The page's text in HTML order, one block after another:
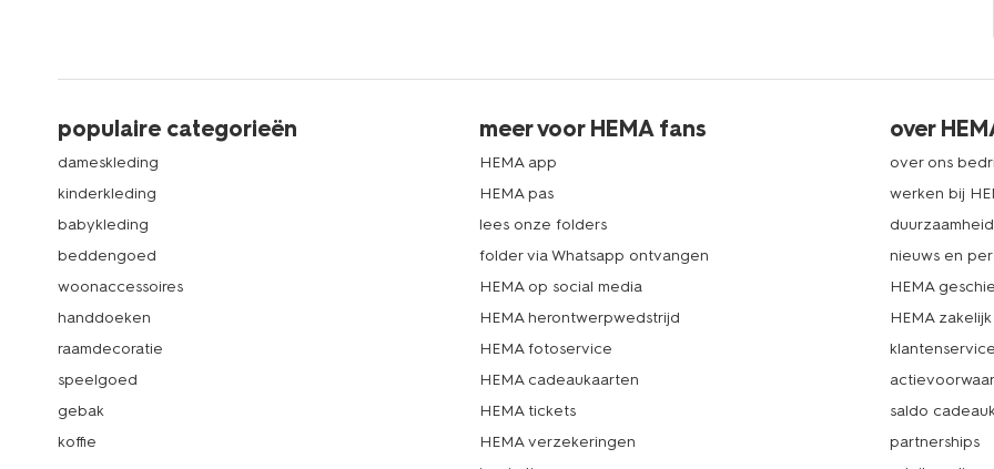
populaire categorieën
dameskleding
kinderkleding
babykleding
beddengoed
woonaccessoires
handdoeken
raamdecoratie
speelgoed
gebak
koffie
meer voor HEMA fans
HEMA app
HEMA pas
lees onze folders
folder via Whatsapp ontvangen
HEMA op social media
HEMA herontwerpwedstrijd
HEMA fotoservice
HEMA cadeaukaarten
HEMA tickets
HEMA verzekeringen
over
over ons
werken bij
duurzaamheid
nieuws en
HEMA
HEMA zakelijk
klantenservice
saldo
partnerships